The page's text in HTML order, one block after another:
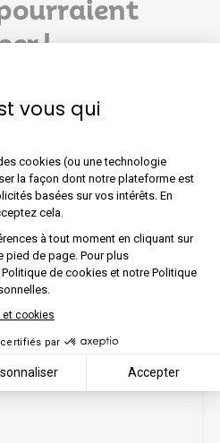
vous qui
Gestion du
cookies (ou une technologie
la façon dont notre plateforme est
basées sur vos intérêts. En
cela.
à tout moment en cliquant sur
de page. Pour plus
de cookies et notre Politique
et cookies
par
Accepter
consent
!
paie pensée
d’expertise